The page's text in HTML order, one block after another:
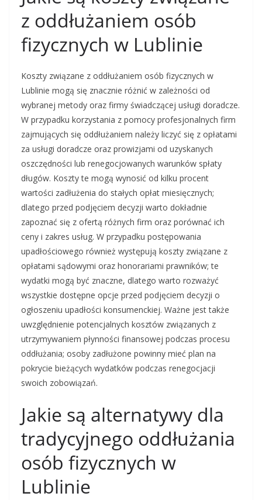
z oddłużaniem osób
fizycznych w Lublinie
Koszty związane z oddłużaniem osób fizycznych w
Lublinie mogą się znacznie różnić w zależności od
wybranej metody oraz firmy świadczącej usługi doradcze.
W przypadku korzystania z pomocy profesjonalnych firm
zajmujących się oddłużaniem należy liczyć się z opłatami
za usługi doradcze oraz prowizjami od uzyskanych
oszczędności lub renegocjowanych warunków spłaty
długów. Koszty te mogą wynosić od kilku procent
wartości zadłużenia do stałych opłat miesięcznych;
dlatego przed podjęciem decyzji warto dokładnie
zapoznać się z ofertą różnych firm oraz porównać ich
ceny i zakres usług. W przypadku postępowania
upadłościowego również występują koszty związane z
opłatami sądowymi oraz honorariami prawników; te
wydatki mogą być znaczne, dlatego warto rozważyć
wszystkie dostępne opcje przed podjęciem decyzji o
ogłoszeniu upadłości konsumenckiej. Ważne jest także
uwzględnienie potencjalnych kosztów związanych z
utrzymywaniem płynności finansowej podczas procesu
oddłużania; osoby zadłużone powinny mieć plan na
pokrycie bieżących wydatków podczas renegocjacji
swoich zobowiązań.
Jakie są alternatywy dla
tradycyjnego oddłużania
osób fizycznych w
Lublinie